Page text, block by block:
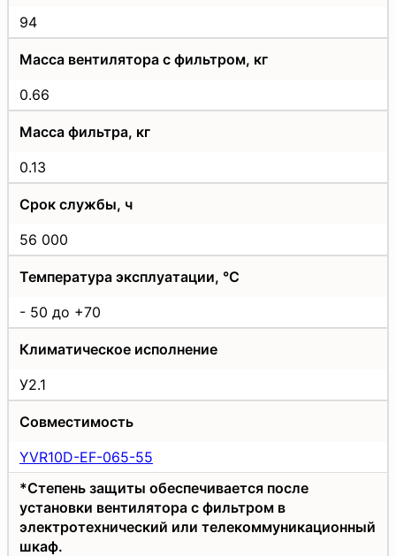
94
Масса вентилятора с фильтром, кг
0.66
Масса фильтра, кг
0.13
Срок службы, ч
56 000
Температура эксплуатации, °C
- 50 до +70
Климатическое исполнение
У2.1
Совместимость
YVR10D-EF-065-55
*Степень защиты обеспечивается после
установки вентилятора с фильтром в
электротехнический или телекоммуникационный
шкаф.